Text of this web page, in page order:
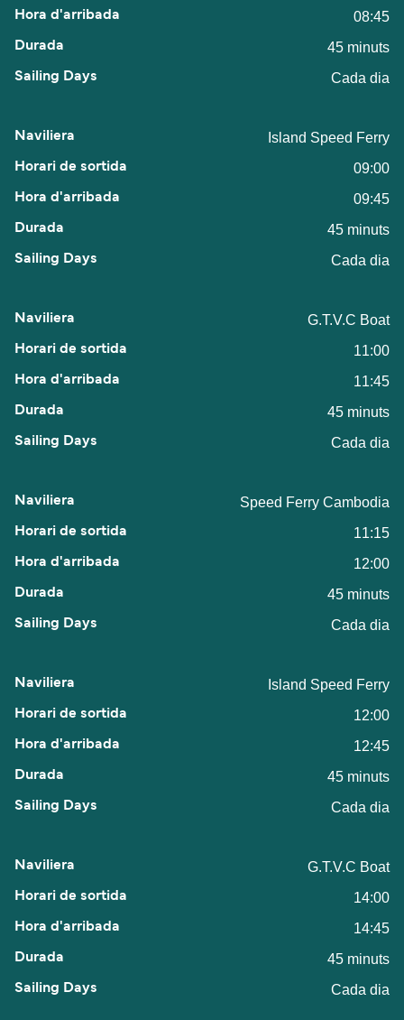
08:45
45 minuts
Cada dia
Island Speed Ferry
09:00
09:45
45 minuts
Cada dia
G.T.V.C Boat
11:00
11:45
45 minuts
Cada dia
Speed Ferry Cambodia
11:15
12:00
45 minuts
Cada dia
Island Speed Ferry
12:00
12:45
45 minuts
Cada dia
G.T.V.C Boat
14:00
14:45
45 minuts
Cada dia